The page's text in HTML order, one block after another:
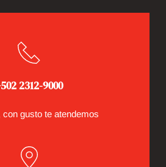
2312-9000
con gusto te atendemos